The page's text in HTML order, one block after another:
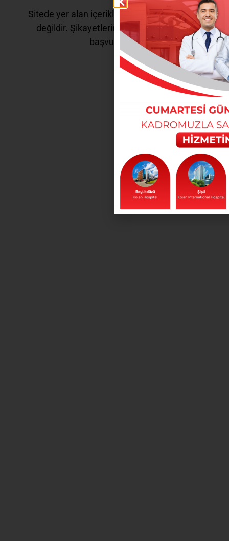
Sitede yer alan içerikler tanı ve tedavi amaçlı
değildir. Şikayetleriniz için doktorunuza
başvurunuz.